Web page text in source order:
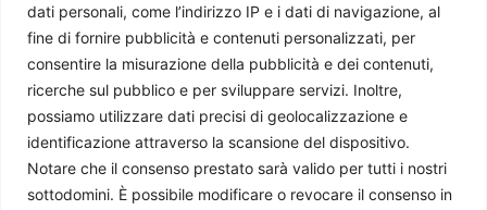
dati personali, come l’indirizzo IP e i dati di navigazione, al
fine di fornire pubblicità e contenuti personalizzati, per
consentire la misurazione della pubblicità e dei contenuti,
ricerche sul pubblico e per sviluppare servizi. Inoltre,
possiamo utilizzare dati precisi di geolocalizzazione e
identificazione attraverso la scansione del dispositivo.
Notare che il consenso prestato sarà valido per tutti i nostri
sottodomini. È possibile modificare o revocare il consenso in